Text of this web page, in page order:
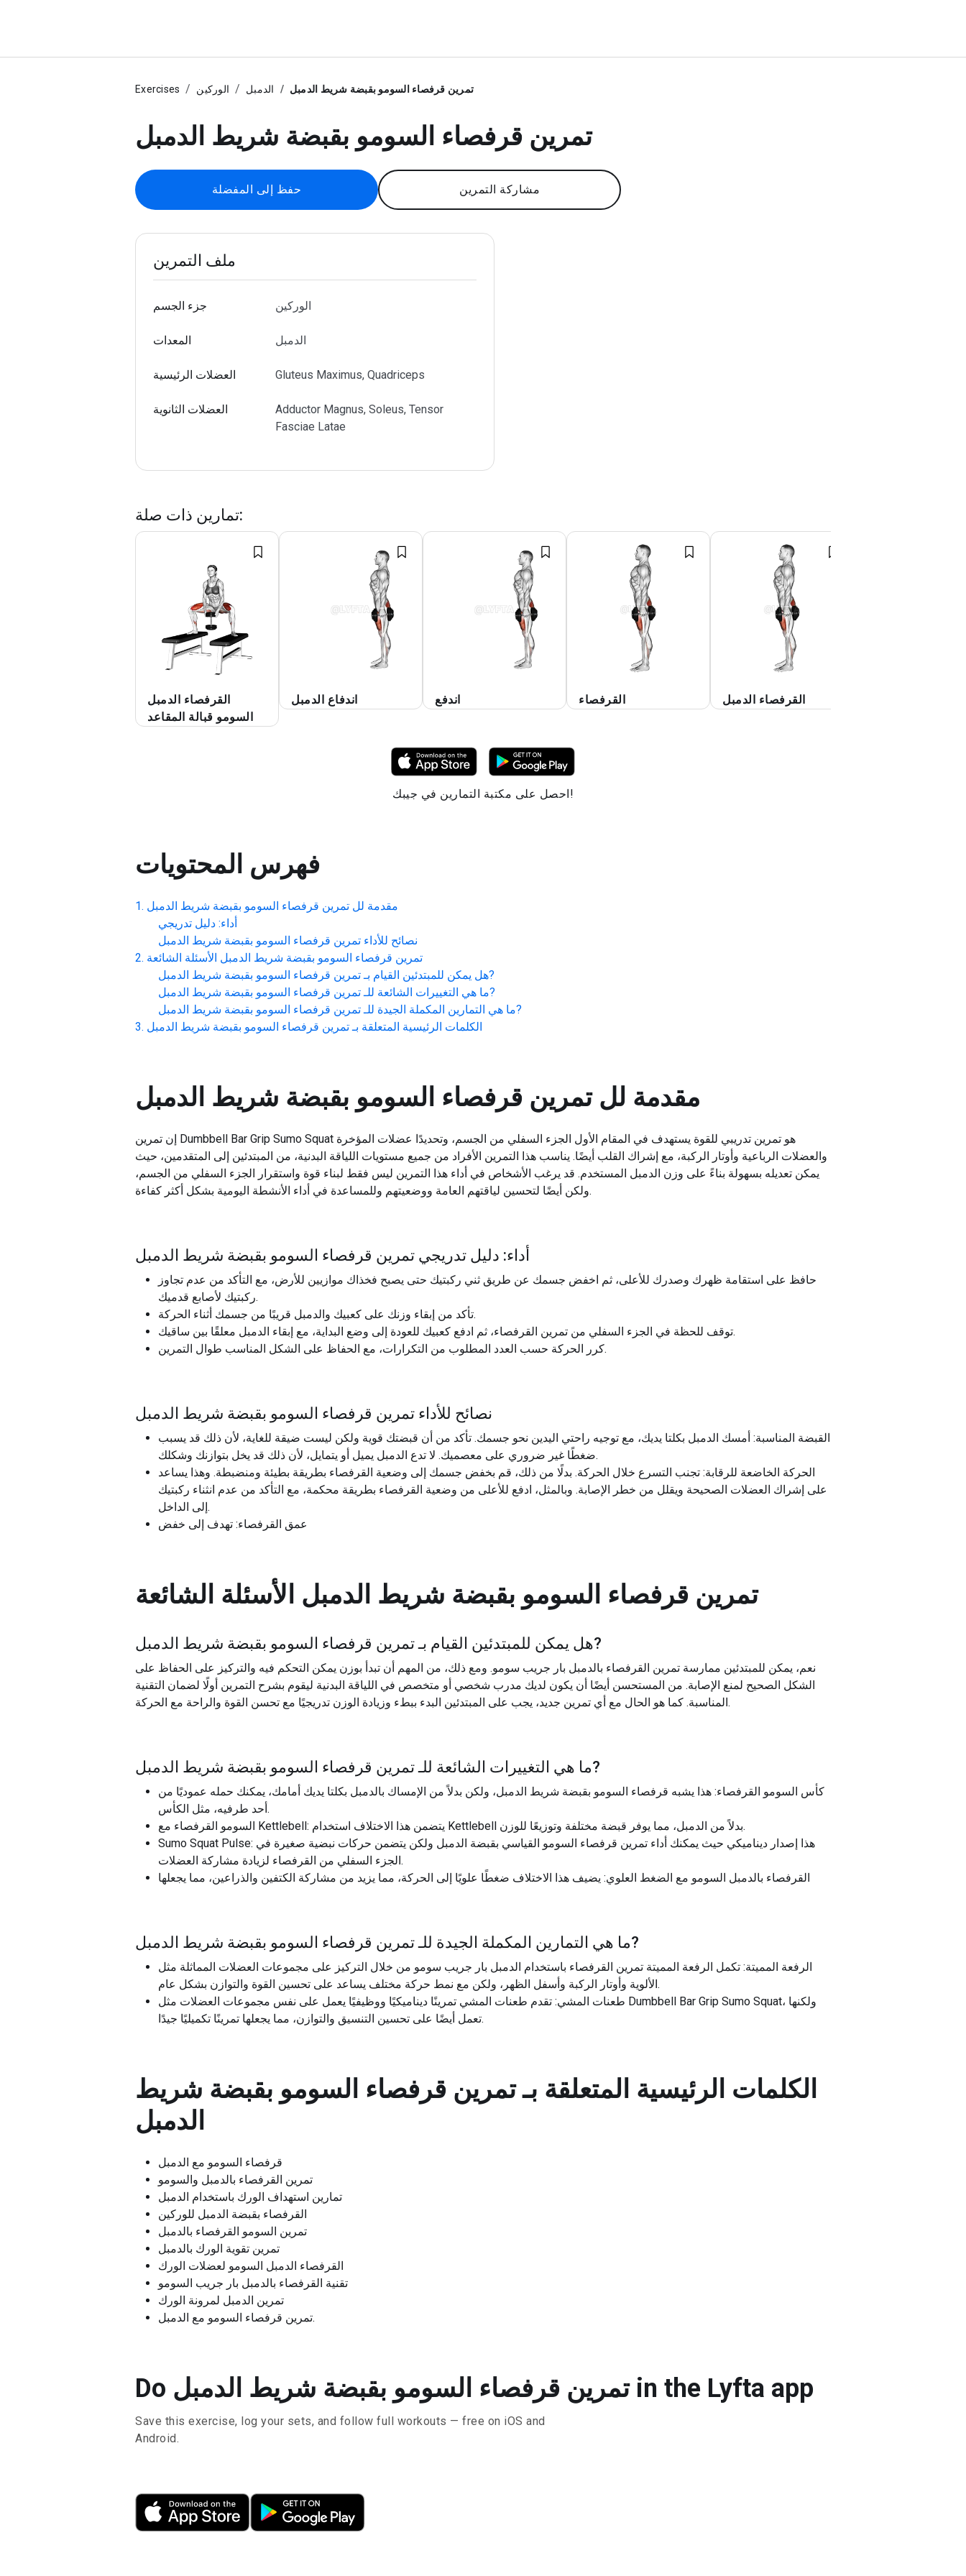
Exercises الوركين الدمبل تمرين قرفصاء السومو بقبضة شريط الدمبل
تمرين قرفصاء السومو بقبضة شريط الدمبل
حفظ إلى المفضلة مشاركة التمرين
ملف التمرين
جزء الجسم الوركين
المعدات الدمبل
العضلات الرئيسية Gluteus Maximus, Quadriceps
العضلات الثانوية
Adductor Magnus, Soleus, Tensor
Fasciae Latae
تمارين ذات صلة:
القرفصاء الدمبل
السومو قبالة المقاعد
اندفاع الدمبل اندفع القرفصاء القرفصاء الدمبل
احصل على مكتبة التمارين في جيبك!
فهرس المحتويات
مقدمة لل تمرين قرفصاء السومو بقبضة شريط الدمبل
أداء: دليل تدريجي
نصائح للأداء تمرين قرفصاء السومو بقبضة شريط الدمبل
تمرين قرفصاء السومو بقبضة شريط الدمبل الأسئلة الشائعة
هل يمكن للمبتدئين القيام بـ تمرين قرفصاء السومو بقبضة شريط الدمبل
?
ما هي التغييرات الشائعة للـ تمرين قرفصاء السومو بقبضة شريط الدمبل
?
ما هي التمارين المكملة الجيدة للـ تمرين قرفصاء السومو بقبضة شريط الدمبل
?
الكلمات الرئيسية المتعلقة بـ تمرين قرفصاء السومو بقبضة شريط الدمبل
مقدمة لل تمرين قرفصاء السومو بقبضة شريط الدمبل
إن تمرين Dumbbell Bar Grip Sumo Squat هو تمرين تدريبي للقوة يستهدف في المقام الأول الجزء السفلي من الجسم، وتحديدًا عضلات المؤخرة
والعضلات الرباعية وأوتار الركبة، مع إشراك القلب أيضًا. يناسب هذا التمرين الأفراد من جميع مستويات اللياقة البدنية، من المبتدئين إلى المتقدمين، حيث
يمكن تعديله بسهولة بناءً على وزن الدمبل المستخدم. قد يرغب الأشخاص في أداء هذا التمرين ليس فقط لبناء قوة واستقرار الجزء السفلي من الجسم،
ولكن أيضًا لتحسين لياقتهم العامة ووضعيتهم وللمساعدة في أداء الأنشطة اليومية بشكل أكثر كفاءة.
أداء: دليل تدريجي تمرين قرفصاء السومو بقبضة شريط الدمبل
حافظ على استقامة ظهرك وصدرك للأعلى، ثم اخفض جسمك عن طريق ثني ركبتيك حتى يصبح فخذاك موازيين للأرض، مع التأكد من عدم تجاوز
ركبتيك لأصابع قدميك.
تأكد من إبقاء وزنك على كعبيك والدمبل قريبًا من جسمك أثناء الحركة.
توقف للحظة في الجزء السفلي من تمرين القرفصاء، ثم ادفع كعبيك للعودة إلى وضع البداية، مع إبقاء الدمبل معلقًا بين ساقيك.
كرر الحركة حسب العدد المطلوب من التكرارات، مع الحفاظ على الشكل المناسب طوال التمرين.
نصائح للأداء تمرين قرفصاء السومو بقبضة شريط الدمبل
القبضة المناسبة: أمسك الدمبل بكلتا يديك، مع توجيه راحتي اليدين نحو جسمك. تأكد من أن قبضتك قوية ولكن ليست ضيقة للغاية، لأن ذلك قد يسبب
ضغطًا غير ضروري على معصميك. لا تدع الدمبل يميل أو يتمايل، لأن ذلك قد يخل بتوازنك وشكلك.
الحركة الخاضعة للرقابة: تجنب التسرع خلال الحركة. بدلًا من ذلك، قم بخفض جسمك إلى وضعية القرفصاء بطريقة بطيئة ومنضبطة. وهذا يساعد
على إشراك العضلات الصحيحة ويقلل من خطر الإصابة. وبالمثل، ادفع للأعلى من وضعية القرفصاء بطريقة محكمة، مع التأكد من عدم انثناء ركبتيك
إلى الداخل.
عمق القرفصاء: تهدف إلى خفض
تمرين قرفصاء السومو بقبضة شريط الدمبل الأسئلة الشائعة
هل يمكن للمبتدئين القيام بـ تمرين قرفصاء السومو بقبضة شريط الدمبل ?
نعم، يمكن للمبتدئين ممارسة تمرين القرفصاء بالدمبل بار جريب سومو. ومع ذلك، من المهم أن تبدأ بوزن يمكن التحكم فيه والتركيز على الحفاظ على
الشكل الصحيح لمنع الإصابة. من المستحسن أيضًا أن يكون لديك مدرب شخصي أو متخصص في اللياقة البدنية ليقوم بشرح التمرين أولًا لضمان التقنية
المناسبة. كما هو الحال مع أي تمرين جديد، يجب على المبتدئين البدء ببطء وزيادة الوزن تدريجيًا مع تحسن القوة والراحة مع الحركة.
ما هي التغييرات الشائعة للـ تمرين قرفصاء السومو بقبضة شريط الدمبل ?
كأس السومو القرفصاء: هذا يشبه قرفصاء السومو بقبضة شريط الدمبل، ولكن بدلاً من الإمساك بالدمبل بكلتا يديك أمامك، يمكنك حمله عموديًا من
أحد طرفيه، مثل الكأس.
السومو القرفصاء مع Kettlebell: يتضمن هذا الاختلاف استخدام Kettlebell بدلاً من الدمبل، مما يوفر قبضة مختلفة وتوزيعًا للوزن.
Sumo Squat Pulse: هذا إصدار ديناميكي حيث يمكنك أداء تمرين قرفصاء السومو القياسي بقبضة الدمبل ولكن يتضمن حركات نبضية صغيرة في
الجزء السفلي من القرفصاء لزيادة مشاركة العضلات.
القرفصاء بالدمبل السومو مع الضغط العلوي: يضيف هذا الاختلاف ضغطًا علويًا إلى الحركة، مما يزيد من مشاركة الكتفين والذراعين، مما يجعلها
ما هي التمارين المكملة الجيدة للـ تمرين قرفصاء السومو بقبضة شريط الدمبل ?
الرفعة المميتة: تكمل الرفعة المميتة تمرين القرفصاء باستخدام الدمبل بار جريب سومو من خلال التركيز على مجموعات العضلات المماثلة مثل
الألوية وأوتار الركبة وأسفل الظهر، ولكن مع نمط حركة مختلف يساعد على تحسين القوة والتوازن بشكل عام.
طعنات المشي: تقدم طعنات المشي تمرينًا ديناميكيًا ووظيفيًا يعمل على نفس مجموعات العضلات مثل Dumbbell Bar Grip Sumo Squat، ولكنها
تعمل أيضًا على تحسين التنسيق والتوازن، مما يجعلها تمرينًا تكميليًا جيدًا.
الكلمات الرئيسية المتعلقة بـ تمرين قرفصاء السومو بقبضة شريط
الدمبل
قرفصاء السومو مع الدمبل
تمرين القرفصاء بالدمبل والسومو
تمارين استهداف الورك باستخدام الدمبل
القرفصاء بقبضة الدمبل للوركين
تمرين السومو القرفصاء بالدمبل
تمرين تقوية الورك بالدمبل
القرفصاء الدمبل السومو لعضلات الورك
تقنية القرفصاء بالدمبل بار جريب السومو
تمرين الدمبل لمرونة الورك
تمرين قرفصاء السومو مع الدمبل.
Do تمرين قرفصاء السومو بقبضة شريط الدمبل in the Lyfta app
Save this exercise, log your sets, and follow full workouts — free on iOS and
Android.